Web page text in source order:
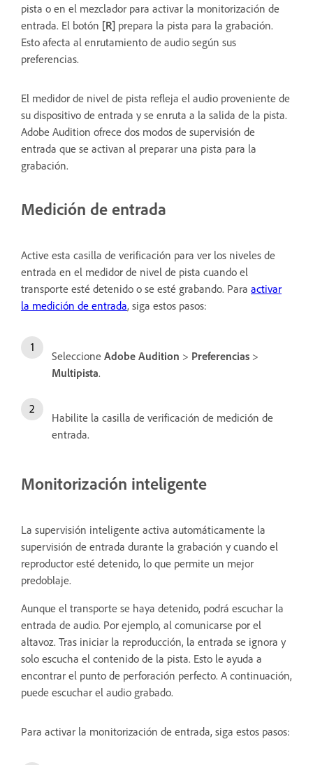
pista o en el mezclador para activar la monitorización de
entrada. El botón [R] prepara la pista para la grabación.
Esto afecta al enrutamiento de audio según sus
preferencias.
El medidor de nivel de pista refleja el audio proveniente de
su dispositivo de entrada y se enruta a la salida de la pista.
Adobe Audition ofrece dos modos de supervisión de
entrada que se activan al preparar una pista para la
grabación.
Medición de entrada
Active esta casilla de verificación para ver los niveles de
entrada en el medidor de nivel de pista cuando el
transporte esté detenido o se esté grabando. Para activar
la medición de entrada, siga estos pasos:
Seleccione Adobe Audition > Preferencias >
Multipista.
Habilite la casilla de verificación de medición de
entrada.
Monitorización inteligente
La supervisión inteligente activa automáticamente la
supervisión de entrada durante la grabación y cuando el
reproductor esté detenido, lo que permite un mejor
predoblaje.
Aunque el transporte se haya detenido, podrá escuchar la
entrada de audio. Por ejemplo, al comunicarse por el
altavoz. Tras iniciar la reproducción, la entrada se ignora y
solo escucha el contenido de la pista. Esto le ayuda a
encontrar el punto de perforación perfecto. A continuación,
puede escuchar el audio grabado.
Para activar la monitorización de entrada, siga estos pasos: